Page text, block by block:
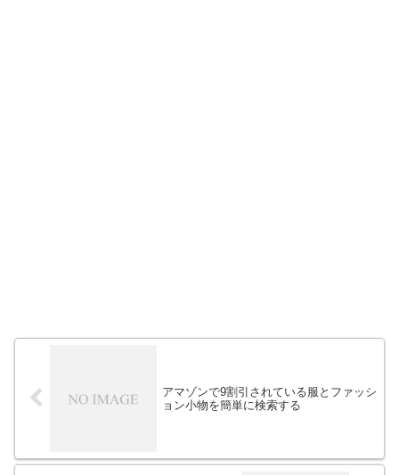
アマゾンで9割引されている服とファッシ
ョン小物を簡単に検索する